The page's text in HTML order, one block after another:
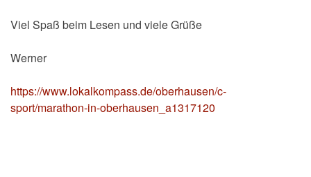
Viel Spaß beim Lesen und viele Grüße
Werner
https://www.lokalkompass.de/oberhausen/c-
sport/marathon-in-oberhausen_a1317120